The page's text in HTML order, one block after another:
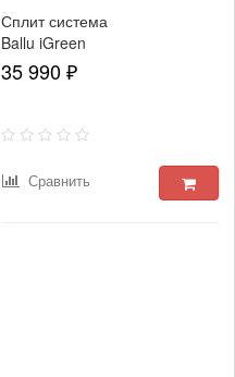
Сплит система
Ballu iGreen
Pro DC BSAGI-
09HN8
35 990 ₽
Сравнить